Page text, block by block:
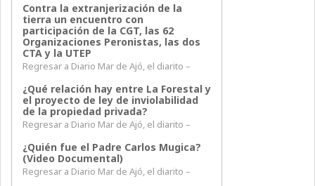
Contra la extranjerización de la
tierra un encuentro con
participación de la CGT, las 62
Organizaciones Peronistas, las dos
CTA y la UTEP
Regresar a Diario Mar de Ajó, el diarito –
¿Qué relación hay entre La Forestal y
el proyecto de ley de inviolabilidad
de la propiedad privada?
Regresar a Diario Mar de Ajó, el diarito –
¿Quién fue el Padre Carlos Mugica?
(Video Documental)
Regresar a Diario Mar de Ajó, el diarito –